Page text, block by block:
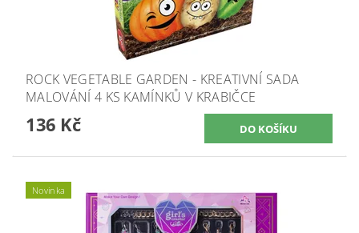
ROCK VEGETABLE GARDEN - KREATIVNÍ SADA
MALOVÁNÍ 4 KS KAMÍNKŮ V KRABIČCE
136 Kč
Novinka